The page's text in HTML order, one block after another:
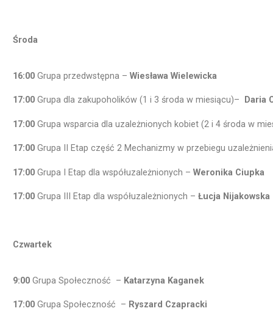
Środa
16:00Grupa przedwstępna – Wiesława Wielewicka
17:00Grupa dla zakupoholików (1 i 3 środa w miesiącu)– Daria
17:00Grupa wsparcia dla uzależnionych kobiet (2 i 4 środa w
17:00Grupa II Etap część 2 Mechanizmy w przebiegu
17:00Grupa I Etap dla współuzależnionych – Weronika Ciupka
17:00Grupa III Etap dla współuzależnionych – Łucja Nijakowska
Czwartek
9:00Grupa Społeczność – Katarzyna Kaganek
17:00Grupa Społeczność – Ryszard Czapracki